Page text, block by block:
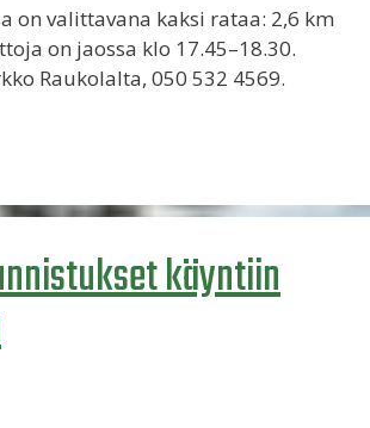
on valittavana kaksi rataa: 2,6 km
on jaossa klo 17.45–18.30.
Raukolalta, 050 532 4569.
käyntiin